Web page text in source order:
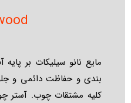
مایع نانو سیلیکات بر
بندی و حفاظت دائمی و
کلیه مشتقات چوب. آستر